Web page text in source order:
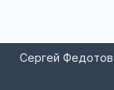
Сергей Федотов